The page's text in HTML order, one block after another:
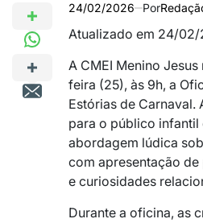
24/02/2026 Por
Atualizado em 24/02/
A CMEI Menino Jesus
feira (25), às 9h, a
Estórias de Carnaval.
para o público infantil
abordagem lúdica
com apresentação
e curiosidades
Durante a oficina, as